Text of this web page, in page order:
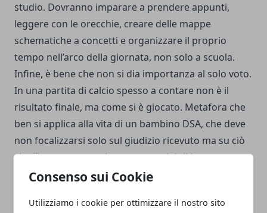
Consenso sui Cookie
Utilizziamo i cookie per ottimizzare il nostro sito
studio. Dovranno imparare a prendere appunti,
leggere con le orecchie, creare delle mappe
schematiche a concetti e organizzare il proprio
tempo nell’arco della giornata, non solo a scuola.
Infine, è bene che non si dia importanza al solo voto.
In una partita di calcio spesso a contare non è il
risultato finale, ma come si è giocato. Metafora che
ben si applica alla vita di un bambino DSA, che deve
non focalizzarsi solo sul giudizio ricevuto ma su ciò
che l’insegnamento ha permesso lui di imparare,
sull’esperienza vissuta nell’ambito del compito
risposto agevolmente e dove, invece, si sia sentito in